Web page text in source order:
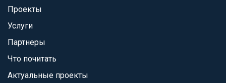
Проекты
Услуги
Партнеры
Что почитать
Актуальные проекты